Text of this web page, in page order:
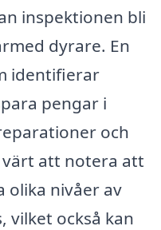
inspektionen bli
dyrare. En
identifierar
pengar i
och
värt att notera att
olika nivåer av
vilket också kan